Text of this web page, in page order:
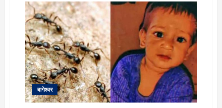
के
बाद
बागेश्वर:
स्कूलों
में
अचानक
चीखती-
चिल्लाती
हैं
छात्राएं,
बच्चों
ने
स्कूल
जाना
छोड़ा
बागेश्वर